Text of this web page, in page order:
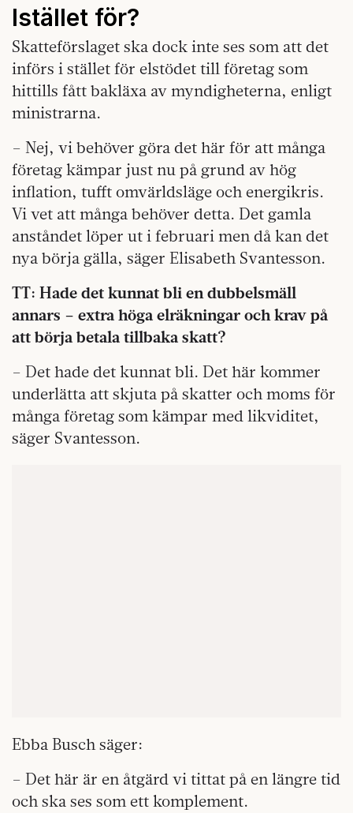
Istället för?
Skatteförslaget ska dock inte ses som att det
införs i stället för elstödet till företag som
hittills fått bakläxa av myndigheterna, enligt
ministrarna.
– Nej, vi behöver göra det här för att många
företag kämpar just nu på grund av hög
inflation, tufft omvärldsläge och energikris.
Vi vet att många behöver detta. Det gamla
anståndet löper ut i februari men då kan det
nya börja gälla, säger Elisabeth Svantesson.
TT: Hade det kunnat bli en dubbelsmäll
annars – extra höga elräkningar och krav på
att börja betala tillbaka skatt?
– Det hade det kunnat bli. Det här kommer
underlätta att skjuta på skatter och moms för
många företag som kämpar med likviditet,
säger Svantesson.
Ebba Busch säger:
– Det här är en åtgärd vi tittat på en längre tid
och ska ses som ett komplement.